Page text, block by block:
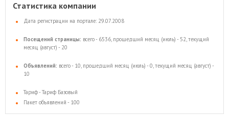
Статистика компании
Дата регистрации на портале: 29.07.2008
Посещений страницы: всего - 6536, прошедший месяц (июль) - 52, текущий
месяц (август) - 20
Объявлений: всего - 10, прошедший месяц (июль) - 0, текущий месяц (август) -
10
Тариф - Тариф Базовый
Пакет объявлений - 100